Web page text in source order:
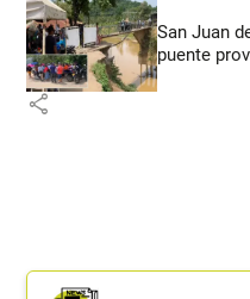
San Juan
puente
share